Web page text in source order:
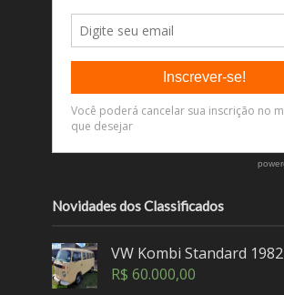
Novidades dos Classificados
VW Kombi Standard 1982
R$ 60.000,00